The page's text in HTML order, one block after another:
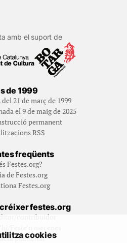
amb el suport de
de 1999
21 de març de 1999
el 9 de maig de 2025
permanent
RSS
freqüents
Festes.org?
de Festes.org
Festes.org
festes.org
contribuidor
publicitat
cookies